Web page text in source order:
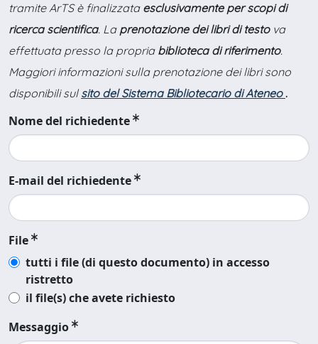
tramite ArTS è finalizzata esclusivamente per scopi di
ricerca scientifica. La prenotazione dei libri di testova
effettuata presso la propria biblioteca di riferimento.
Maggiori informazioni sulla prenotazione dei libri sono
disponibili sul sito del Sistema Bibliotecario di Ateneo .
Nome del richiedente
E-mail del richiedente
File
tutti i file (di questo documento) in accesso
ristretto
il file(s) che avete richiesto
Messaggio